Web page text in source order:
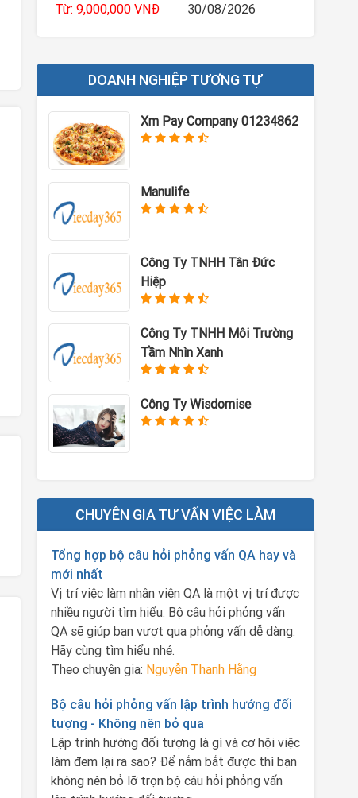
Từ: 9,000,000 VNĐ
30/08/2026
DOANH NGHIỆP TƯƠNG TỰ
Xm Pay Company 01234862
Manulife
Công Ty TNHH Tân Đức
Hiệp
Công Ty TNHH Môi Trường
Tầm Nhìn Xanh
Công Ty Wisdomise
CHUYÊN GIA TƯ VẤN VIỆC LÀM
Tổng hợp bộ câu hỏi phỏng vấn QA hay và
mới nhất
Vị trí việc làm nhân viên QA là một vị trí được
nhiều người tìm hiểu. Bộ câu hỏi phỏng vấn
QA sẽ giúp bạn vượt qua phỏng vấn dễ dàng.
Hãy cùng tìm hiểu nhé.
Theo chuyên gia: Nguyễn Thanh Hằng
Bộ câu hỏi phỏng vấn lập trình hướng đối
tượng - Không nên bỏ qua
Lập trình hướng đối tượng là gì và cơ hội việc
làm đem lại ra sao? Để nắm bắt được thì bạn
không nên bỏ lỡ trọn bộ câu hỏi phỏng vấn